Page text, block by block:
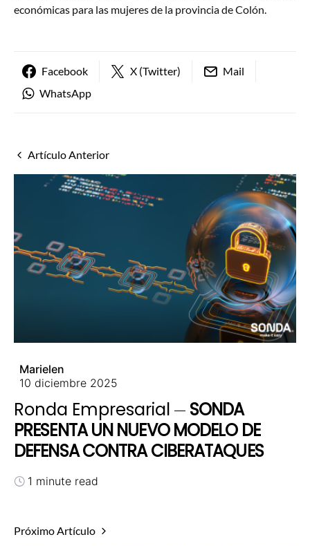
económicas para las mujeres de la provincia de Colón.
Facebook X (Twitter)
Mail
WhatsApp
Artículo Anterior
Marielen
10 diciembre 2025
Ronda Empresarial
SONDA
PRESENTA UN NUEVO MODELO DE
DEFENSA CONTRA CIBERATAQUES
1 minute read
Próximo Artículo